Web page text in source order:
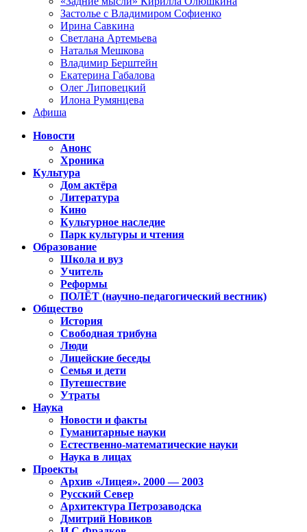
Застолье с Владимиром Софиенко
Ирина Савкина
Светлана Артемьева
Наталья Мешкова
Владимир Берштейн
Екатерина Габалова
Олег Липовецкий
Илона Румянцева
Афиша
Новости
Анонс
Хроника
Культура
Дом актёра
Литература
Кино
Культурное наследие
Парк культуры и чтения
Образование
Школа и вуз
Учитель
Реформы
ПОЛЁТ (научно-педагогический вестник)
Общество
История
Свободная трибуна
Люди
Лицейские беседы
Семья и дети
Путешествие
Утраты
Наука
Новости и факты
Гуманитарные науки
Естественно-математические науки
Наука в лицах
Проекты
Архив «Лицея». 2000 — 2003
Русский Север
Архитектура Петрозаводска
Дмитрий Новиков